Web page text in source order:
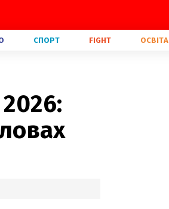
СПОРТ FIGHT ОСВІТА